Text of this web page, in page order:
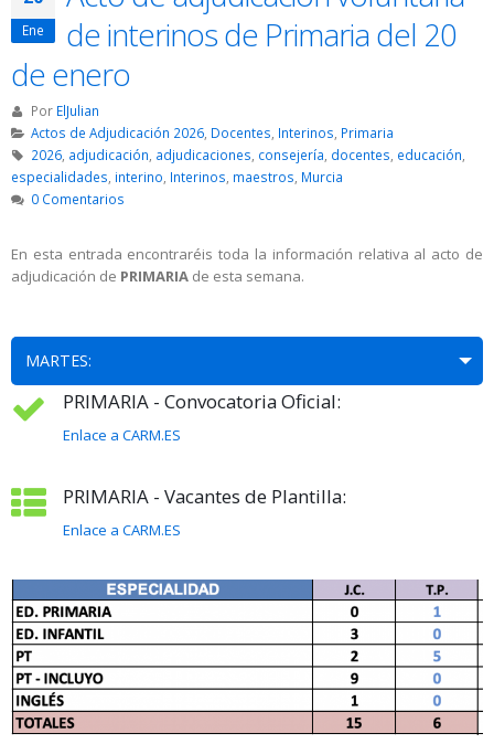
Ene
de interinos de Primaria del 20
de enero
Por ElJulian
Actos de Adjudicación 2026, Docentes Interinos Primaria
2026, adjudicación, adjudicaciones, consejería, docentes, educación,
especialidades, interino, Interinos, maestros, Murcia
0 Comentarios
En esta entrada encontraréis toda la información relativa al acto de
adjudicación de PRIMARIA de esta semana.
MARTES:
PRIMARIA - Convocatoria Oficial:
Enlace a CARM.ES
PRIMARIA - Vacantes de Plantilla:
Enlace a CARM.ES